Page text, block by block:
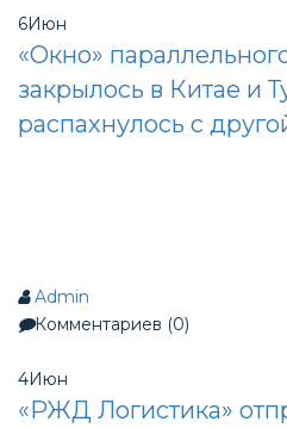
6Июн
«Окно»
закрылось в Китае и
распахнулось с
Admin
Комментариев (0)
4Июн
«РЖД Логистика»